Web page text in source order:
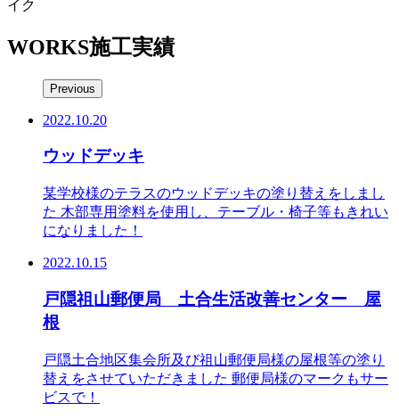
イク
WORKS施工実績
Previous
2022.10.20
ウッドデッキ
某学校様のテラスのウッドデッキの塗り替えをしまし
た 木部専用塗料を使用し、テーブル・椅子等もきれい
になりました！
2022.10.15
戸隠祖山郵便局 土合生活改善センター 屋
根
戸隠土合地区集会所及び祖山郵便局様の屋根等の塗り
替えをさせていただきました 郵便局様のマークもサー
ビスで！